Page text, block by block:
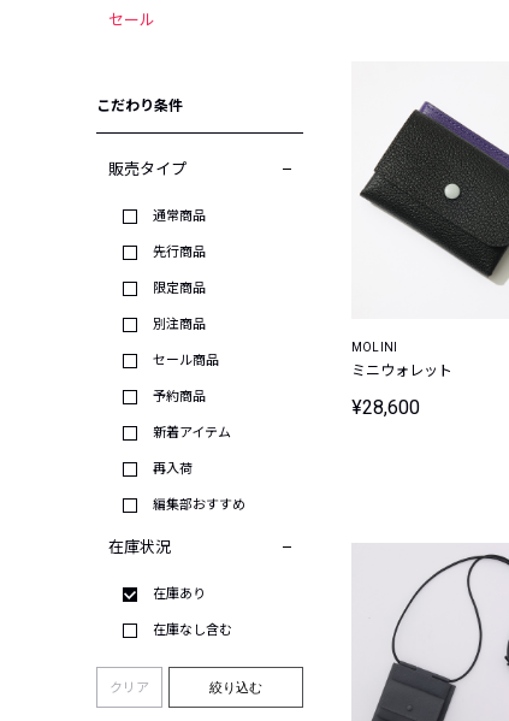
セール
こだわり条件
販売タイプ
通常商品
先行商品
限定商品
別注商品
セール商品
予約商品
新着アイテム
再入荷
編集部おすすめ
在庫状況
在庫あり
在庫なし含む
クリア 絞り込む
MOLINI
ミニウォレット
¥28,600